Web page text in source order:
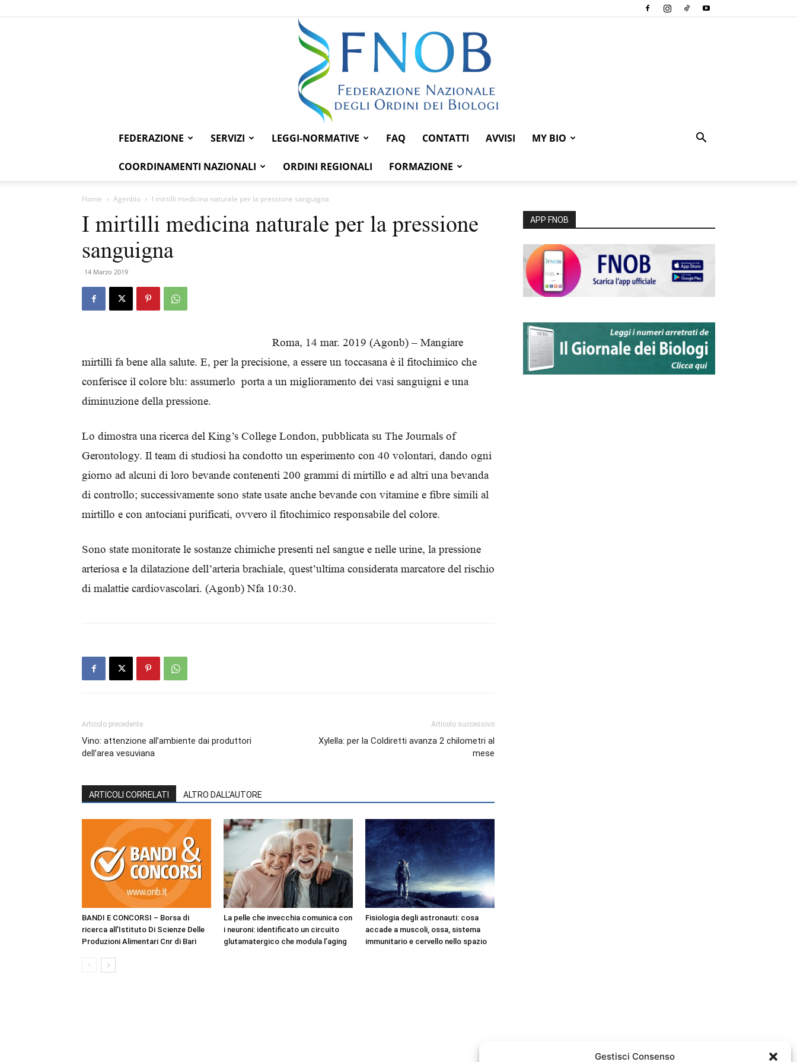
Gestisci Consenso
Federazione
dei
Biologi
FEDERAZIONE SERVIZI LEGGI-NORMATIVE FAQ CONTATTI AVVISI MY BIO
COORDINAMENTI NAZIONALI ORDINI REGIONALI FORMAZIONE
Home Agenbio I mirtilli medicina naturale per la pressione sanguigna
I mirtilli medicina naturale per la pressione
sanguigna
14 Marzo 2019
Roma, 14 mar. 2019 (Agonb) – Mangiare
mirtilli fa bene alla salute. E, per la precisione, a essere un toccasana è il fitochimico che
conferisce il colore blu: assumerlo porta a un miglioramento dei vasi sanguigni e una
diminuzione della pressione.
Lo dimostra una ricerca del King’s College London, pubblicata su The Journals of
Gerontology. Il team di studiosi ha condotto un esperimento con 40 volontari, dando ogni
giorno ad alcuni di loro bevande contenenti 200 grammi di mirtillo e ad altri una bevanda
di controllo; successivamente sono state usate anche bevande con vitamine e fibre simili al
mirtillo e con antociani purificati, ovvero il fitochimico responsabile del colore.
Sono state monitorate le sostanze chimiche presenti nel sangue e nelle urine, la pressione
arteriosa e la dilatazione dell’arteria brachiale, quest’ultima considerata marcatore del rischio
di malattie cardiovascolari. (Agonb) Nfa 10:30.
Articolo precedente
Vino: attenzione all’ambiente dai produttori
dell’area vesuviana
Articolo successivo
Xylella: per la Coldiretti avanza 2 chilometri al
mese
ARTICOLI CORRELATI ALTRO DALL'AUTORE
BANDI E CONCORSI – Borsa di
ricerca all’Istituto Di Scienze Delle
Produzioni Alimentari Cnr di Bari
La pelle che invecchia comunica con
i neuroni: identificato un circuito
glutamatergico che modula l’aging
Fisiologia degli astronauti: cosa
accade a muscoli, ossa, sistema
immunitario e cervello nello spazio
APP FNOB